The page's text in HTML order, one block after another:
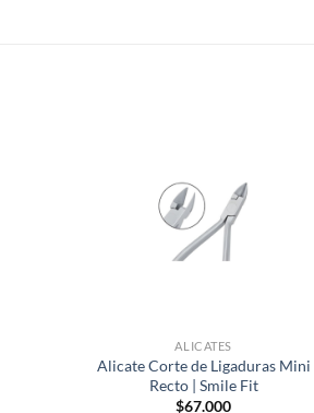
ALICATES
Alicate Corte de Ligaduras Mini
Recto | Smile Fit
$67.000